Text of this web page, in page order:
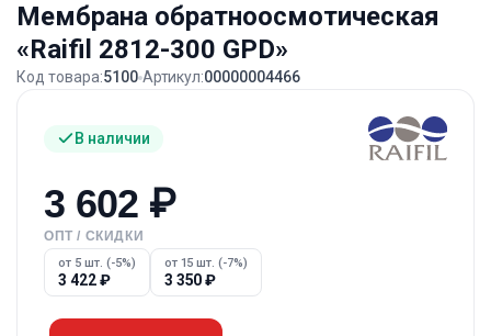
Мембрана обратноосмотическая
«Raifil 2812-300 GPD»
Код товара:5100 Артикул:00000004466
В наличии
3 602 ₽
ОПТ / СКИДКИ
от 5 шт. (-5%)
3 422₽
от 15 шт. (-7%)
3 350₽